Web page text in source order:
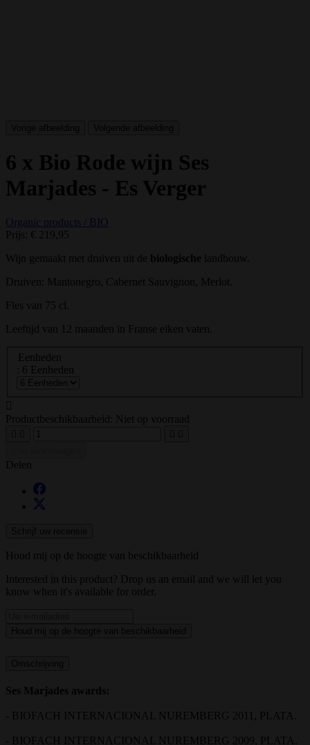
6 x Bio Rode wijn Ses
Marjades - Es Verger
Organic products / BIO
Prijs: € 219,95
Wijn gemaakt met druiven uit de biologische landbouw.
Druiven: Mantonegro, Cabernet Sauvignon, Merlot.
Fles van 75 cl.
Leeftijd van 12 maanden in Franse eiken vaten.
Eenheden
: 6 Eenheden
Productbeschikbaarheid:
Niet op voorraad
Delen
Houd mij op de hoogte van beschikbaarheid
Interested in this product? Drop us an email and we will let you
know when it's available for order.
Ses Marjades awards:
- BIOFACH INTERNACIONAL NUREMBERG 2011, PLATA.
- BIOFACH INTERNACIONAL NUREMBERG 2009, PLATA.